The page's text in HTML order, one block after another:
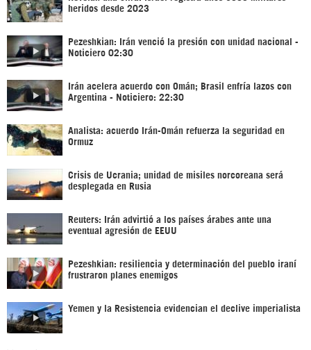
heridos desde 2023
Pezeshkian: Irán venció la presión con unidad nacional -
Noticiero 02:30
Irán acelera acuerdo con Omán; Brasil enfría lazos con
Argentina - Noticiero: 22:30
Analista: acuerdo Irán-Omán refuerza la seguridad en
Ormuz
Crisis de Ucrania; unidad de misiles norcoreana será
desplegada en Rusia
Reuters: Irán advirtió a los países árabes ante una
eventual agresión de EEUU
Pezeshkian: resiliencia y determinación del pueblo iraní
frustraron planes enemigos
Yemen y la Resistencia evidencian el declive imperialista